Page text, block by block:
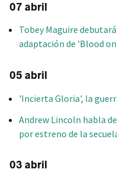
07 abril
Tobey Maguire
adaptación de 'Blood
05 abril
'Incierta Gloria', la
Andrew Lincoln habla
por estreno de la
03 abril